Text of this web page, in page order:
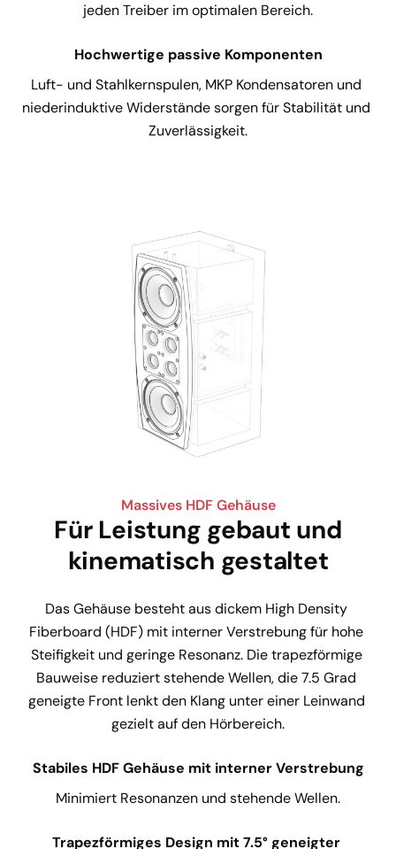
jeden Treiber im optimalen Bereich.
Hochwertige passive Komponenten
Luft- und Stahlkernspulen, MKP Kondensatoren und
niederinduktive Widerstände sorgen für Stabilität und
Zuverlässigkeit.
Massives HDF Gehäuse
Für Leistung gebaut und
kinematisch gestaltet
Das Gehäuse besteht aus dickem High Density
Fiberboard (HDF) mit interner Verstrebung für hohe
Steifigkeit und geringe Resonanz. Die trapezförmige
Bauweise reduziert stehende Wellen, die 7.5 Grad
geneigte Front lenkt den Klang unter einer Leinwand
gezielt auf den Hörbereich.
Stabiles HDF Gehäuse mit interner Verstrebung
Minimiert Resonanzen und stehende Wellen.
Trapezförmiges Design mit 7.5° geneigter